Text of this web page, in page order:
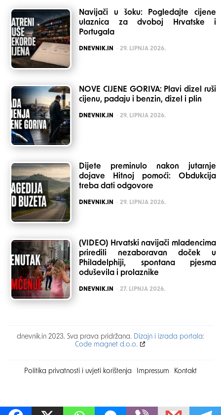
Navijači u šoku: Pogledajte cijene
ulaznica za dvoboj Hrvatske i
Portugala
POSTED
DNEVNIK.IN 29. LIPNJA 2026.
NOVE CIJENE GORIVA: Plavi dizel ruši
cijenu, padaju i benzin, dizel i plin
POSTED
DNEVNIK.IN 29. LIPNJA 2026.
Dijete preminulo nakon jutarnje
dojave Hitnoj pomoći: Obdukcija
treba dati odgovore
POSTED
DNEVNIK.IN 29. LIPNJA 2026.
(VIDEO) Hrvatski navijači mladencima
priredili nezaboravan doček u
Philadelphiji, spontana pjesma
oduševila i prolaznike
POSTED
DNEVNIK.IN 27. LIPNJA 2026.
dnevnik.in 2023. Sva prava pridržana. Dizajn i izrada portala:
Code magnet d.o.o.
Politika privatnosti i uvjeti korištenja Impressum Kontakt